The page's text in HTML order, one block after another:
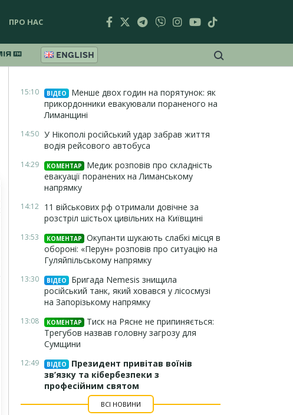
ПРО НАС
ENGLISH
15:10 ВІДЕО
Менше двох годин на порятунок: як
прикордонники евакуювали пораненого на
Лиманщині
14:50 У Нікополі російський удар забрав життя
водія рейсового автобуса
14:29 КОМЕНТАР
Медик розповів про складність
евакуації поранених на Лиманському
напрямку
14:12 11 військових рф отримали довічне за
розстріл шістьох цивільних на Київщині
13:53 КОМЕНТАР
Окупанти шукають слабкі місця в
обороні: «Перун» розповів про ситуацію на
Гуляйпільському напрямку
13:30 ВІДЕО
Бригада Nemesis знищила
російський танк, який ховався у лісосмузі
на Запорізькому напрямку
13:08 КОМЕНТАР
Тиск на Рясне не припиняється:
Трегубов назвав головну загрозу для
Сумщини
12:49 ВІДЕО
Президент привітав воїнів
зв’язку та кібербезпеки з
професійним святом
ВСІ НОВИНИ